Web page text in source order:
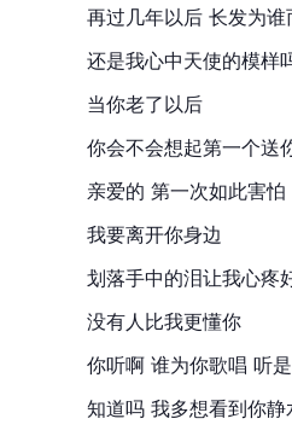
再过几年以后 长发为谁
还是我心中天使的模样
当你老了以后
你会不会想起第一个送
亲爱的 第一次如此害怕
我要离开你身边
划落手中的泪让我心疼
没有人比我更懂你
你听啊 谁为你歌唱 听
知道吗 我多想看到你